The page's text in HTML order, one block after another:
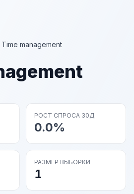
Time management
РОСТ СПРОСА 30Д
0.0%
РАЗМЕР ВЫБОРКИ
1